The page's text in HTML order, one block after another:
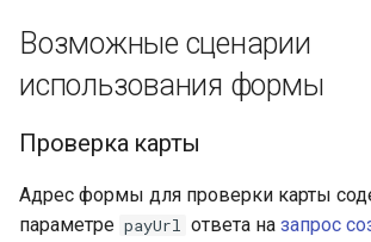
я
и
с
Возможные сценарии
использования формы
Проверка карты
Адрес формы для проверки карты
параметре payUrl ответа на запрос